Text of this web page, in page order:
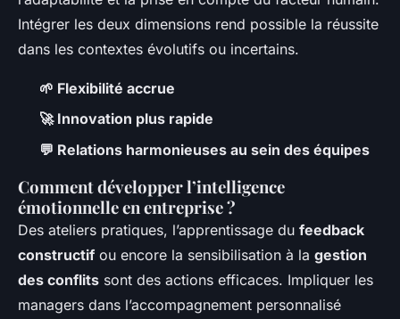
Intégrer les deux dimensions rend possible la réussite
dans les contextes évolutifs ou incertains.
🌱 Flexibilité accrue
🚀 Innovation plus rapide
💬 Relations harmonieuses au sein des équipes
Comment développer l’intelligence
émotionnelle en entreprise ?
Des ateliers pratiques, l’apprentissage du feedback
constructif ou encore la sensibilisation à la gestion
des conflits sont des actions efficaces. Impliquer les
managers dans l’accompagnement personnalisé